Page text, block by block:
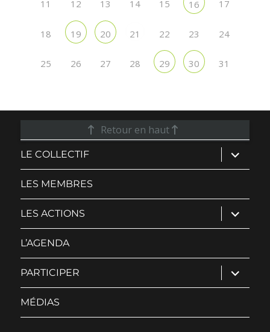
11 12 13 14 15 16 17
18 19 20 21 22 23 24
25 26 27 28 29 30 31
Retour en haut
LE COLLECTIF ouvrir
le
sous-
LES MEMBRES
LES ACTIONS ouvrir
le
sous-
L’AGENDA
PARTICIPER ouvrir
le
sous-
MÉDIAS